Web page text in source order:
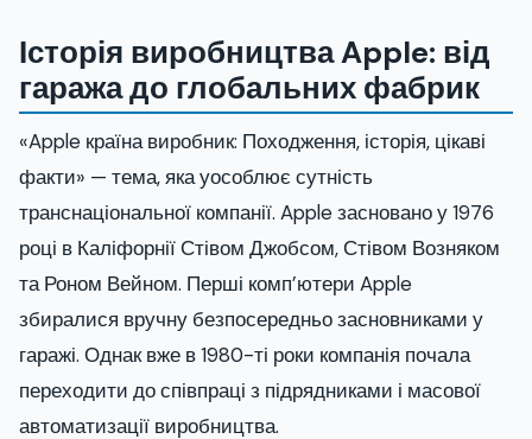
Історія виробництва Apple: від
гаража до глобальних фабрик
«Apple країна виробник: Походження, історія, цікаві
факти» — тема, яка уособлює сутність
транснаціональної компанії. Apple засновано у 1976
році в Каліфорнії Стівом Джобсом, Стівом Возняком
та Роном Вейном. Перші комп’ютери Apple
збиралися вручну безпосередньо засновниками у
гаражі. Однак вже в 1980-ті роки компанія почала
переходити до співпраці з підрядниками і масової
автоматизації виробництва.